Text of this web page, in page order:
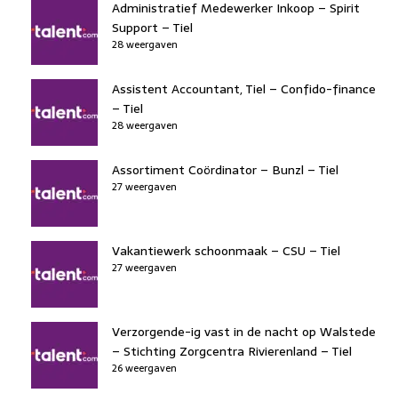
Administratief Medewerker Inkoop – Spirit
Support – Tiel
28 weergaven
Assistent Accountant, Tiel – Confido-finance
– Tiel
28 weergaven
Assortiment Coördinator – Bunzl – Tiel
27 weergaven
Vakantiewerk schoonmaak – CSU – Tiel
27 weergaven
Verzorgende-ig vast in de nacht op Walstede
– Stichting Zorgcentra Rivierenland – Tiel
26 weergaven